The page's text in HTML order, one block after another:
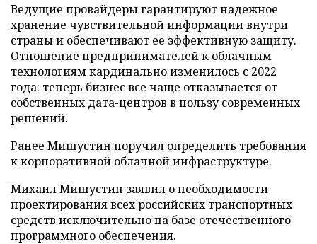
Ведущие провайдеры гарантируют надежное
хранение чувствительной информации внутри
страны и обеспечивают ее эффективную защиту.
Отношение предпринимателей к облачным
технологиям кардинально изменилось с 2022
года: теперь бизнес все чаще отказывается от
собственных дата-центров в пользу современных
решений.
Ранее Мишустин поручил определить требования
к корпоративной облачной инфраструктуре.
Михаил Мишустин заявил о необходимости
проектирования всех российских транспортных
средств исключительно на базе отечественного
программного обеспечения.